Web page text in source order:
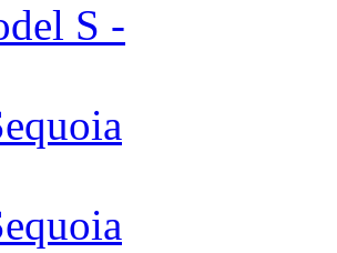
S -